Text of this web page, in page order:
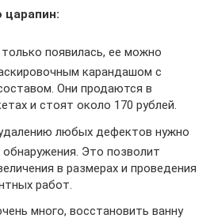
царапин:
появилась, ее можно
карандашом с
Они продаются в
и стоят около 170 рублей.
любых дефектов нужно
обнаружения. Это позволит
в размерах и проведения
работ.
много, восстановить ванну